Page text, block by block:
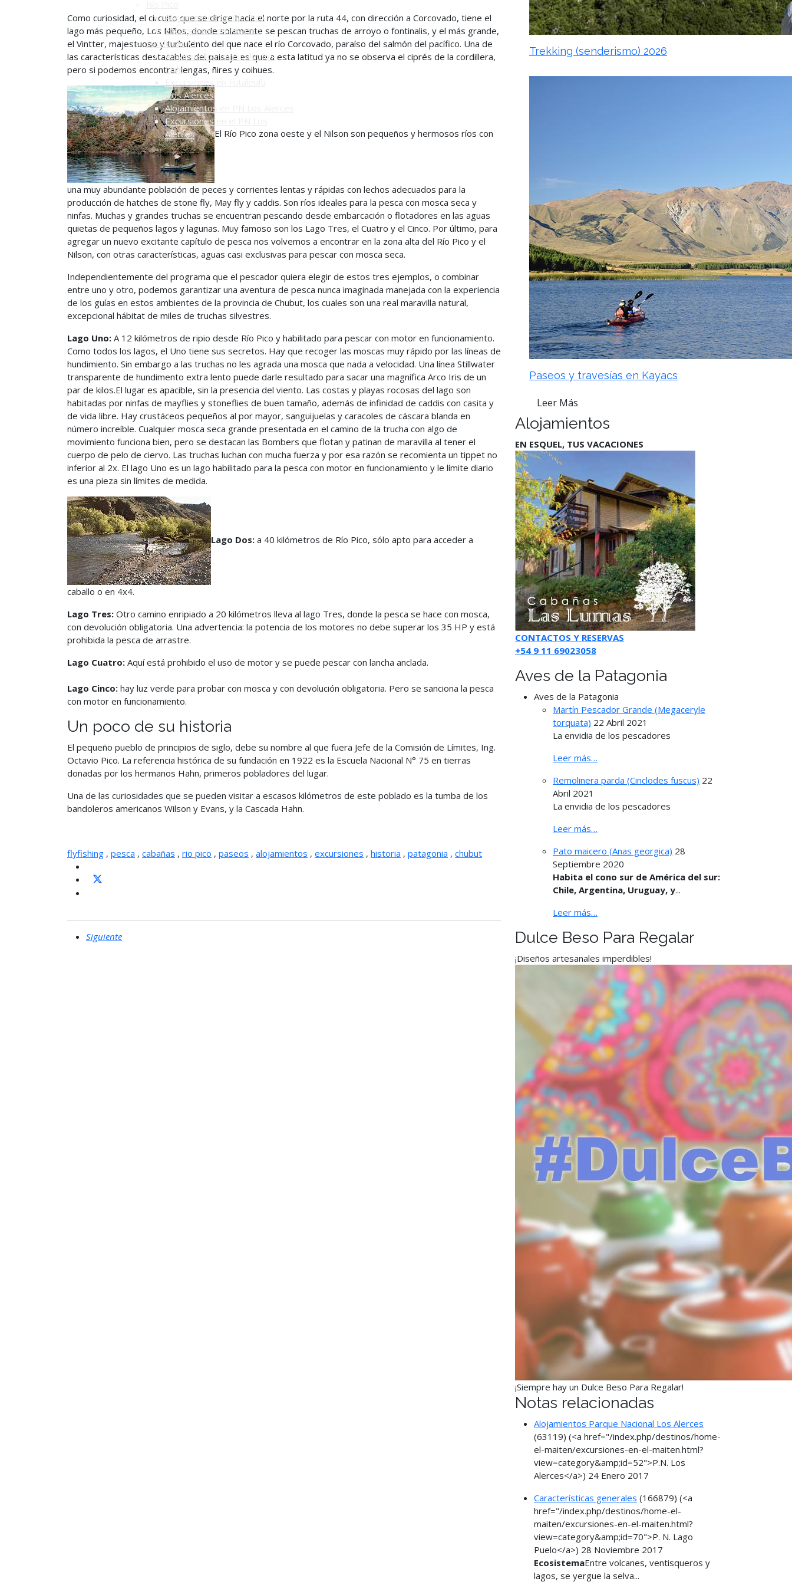
Alojamientos en Río Pico
Excursiones en Río Pico
Futaleufú (Ch)
Alojamientos en Futaleufú -
Chile
P. N. Los Alerces
Alojamientos en PN Los Alerces
Excursiones en el PN Los
Alerces
Como curiosidad, el circuito que se dirige hacia el norte por la ruta 44, con dirección a Corcovado, tiene el
lago más pequeño, Los Niños, donde solamente se pescan truchas de arroyo o fontinalis, y el más grande,
el Vintter, majestuoso y turbulento del que nace el río Corcovado, paraíso del salmón del pacífico. Una de
las características destacables del paisaje es que a esta latitud ya no se observa el ciprés de la cordillera,
pero si podemos encontrar lengas, ñires y coihues.
El Río Pico zona oeste y el Nilson son pequeños y hermosos ríos con
una muy abundante población de peces y corrientes lentas y rápidas con lechos adecuados para la
producción de hatches de stone fly, May fly y caddis. Son ríos ideales para la pesca con mosca seca y
ninfas. Muchas y grandes truchas se encuentran pescando desde embarcación o flotadores en las aguas
quietas de pequeños lagos y lagunas. Muy famoso son los Lago Tres, el Cuatro y el Cinco. Por último, para
agregar un nuevo excitante capítulo de pesca nos volvemos a encontrar en la zona alta del Río Pico y el
Nilson, con otras características, aguas casi exclusivas para pescar con mosca seca.
Independientemente del programa que el pescador quiera elegir de estos tres ejemplos, o combinar
entre uno y otro, podemos garantizar una aventura de pesca nunca imaginada manejada con la experiencia
de los guías en estos ambientes de la provincia de Chubut, los cuales son una real maravilla natural,
excepcional hábitat de miles de truchas silvestres.
Lago Uno: A 12 kilómetros de ripio desde Río Pico y habilitado para pescar con motor en funcionamiento.
Como todos los lagos, el Uno tiene sus secretos. Hay que recoger las moscas muy rápido por las líneas de
hundimiento. Sin embargo a las truchas no les agrada una mosca que nada a velocidad. Una línea Stillwater
transparente de hundimento extra lento puede darle resultado para sacar una magnífica Arco Iris de un
par de kilos.El lugar es apacible, sin la presencia del viento. Las costas y playas rocosas del lago son
habitadas por ninfas de mayflies y stoneflies de buen tamaño, además de infinidad de caddis con casita y
de vida libre. Hay crustáceos pequeños al por mayor, sanguijuelas y caracoles de cáscara blanda en
número increíble. Cualquier mosca seca grande presentada en el camino de la trucha con algo de
movimiento funciona bien, pero se destacan las Bombers que flotan y patinan de maravilla al tener el
cuerpo de pelo de ciervo. Las truchas luchan con mucha fuerza y por esa razón se recomienta un tippet no
inferior al 2x. El lago Uno es un lago habilitado para la pesca con motor en funcionamiento y le límite diario
es una pieza sin límites de medida.
Lago Dos: a 40 kilómetros de Río Pico, sólo apto para acceder a
caballo o en 4x4.
Lago Tres: Otro camino enripiado a 20 kilómetros lleva al lago Tres, donde la pesca se hace con mosca,
con devolución obligatoria. Una advertencia: la potencia de los motores no debe superar los 35 HP y está
prohibida la pesca de arrastre.
Lago Cuatro: Aquí está prohibido el uso de motor y se puede pescar con lancha anclada.
Lago Cinco: hay luz verde para probar con mosca y con devolución obligatoria. Pero se sanciona la pesca
con motor en funcionamiento.
Un poco de su historia
El pequeño pueblo de principios de siglo, debe su nombre al que fuera Jefe de la Comisión de Límites, Ing.
Octavio Pico. La referencia histórica de su fundación en 1922 es la Escuela Nacional N° 75 en tierras
donadas por los hermanos Hahn, primeros pobladores del lugar.
Una de las curiosidades que se pueden visitar a escasos kilómetros de este poblado es la tumba de los
bandoleros americanos Wilson y Evans, y la Cascada Hahn.
flyfishing , pesca , cabañas , rio pico , paseos , alojamientos , excursiones , historia , patagonia , chubut
Siguiente
Trekking (senderismo) 2026
Paseos y travesías en Kayacs
Leer Más
Alojamientos
EN ESQUEL, TUS VACACIONES
CONTACTOS Y RESERVAS
+54 9 11 69023058
Aves de la Patagonia
Aves de la Patagonia
Martín Pescador Grande (Megaceryle
torquata) 22 Abril 2021
La envidia de los pescadores
Leer más…
Remolinera parda (Cinclodes fuscus) 22
Abril 2021
La envidia de los pescadores
Leer más…
Pato maicero (Anas georgica) 28
Septiembre 2020
Habita el cono sur de América del sur:
Chile, Argentina, Uruguay, y...
Leer más…
Dulce Beso Para Regalar
¡Diseños artesanales imperdibles!
¡Siempre hay un Dulce Beso Para Regalar!
Notas relacionadas
Alojamientos Parque Nacional Los Alerces
(63119) (<a href="/index.php/destinos/home-
el-maiten/excursiones-en-el-maiten.html?
view=category&amp;id=52">P.N. Los
Alerces</a>) 24 Enero 2017
Características generales (166879) (<a
href="/index.php/destinos/home-el-
maiten/excursiones-en-el-maiten.html?
view=category&amp;id=70">P. N. Lago
Puelo</a>) 28 Noviembre 2017
EcosistemaEntre volcanes, ventisqueros y
lagos, se yergue la selva...